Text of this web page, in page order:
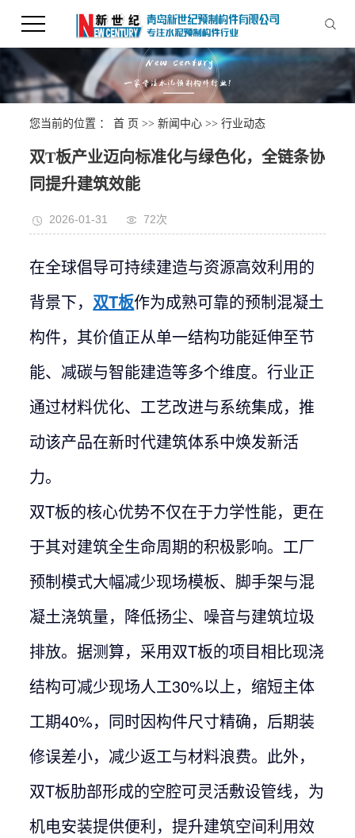
您当前的位置 ：首 页 >>新闻中心 >>行业动态
双T板产业迈向标准化与绿色化，全链条协
同提升建筑效能
2026-01-31 72次
在全球倡导可持续建造与资源高效利用的
背景下，双T板作为成熟可靠的预制混凝土
构件，其价值正从单一结构功能延伸至节
能、减碳与智能建造等多个维度。行业正
通过材料优化、工艺改进与系统集成，推
动该产品在新时代建筑体系中焕发新活
力。
双T板的核心优势不仅在于力学性能，更在
于其对建筑全生命周期的积极影响。工厂
预制模式大幅减少现场模板、脚手架与混
凝土浇筑量，降低扬尘、噪音与建筑垃圾
排放。据测算，采用双T板的项目相比现浇
结构可减少现场人工30%以上，缩短主体
工期40%，同时因构件尺寸精确，后期装
修误差小，减少返工与材料浪费。此外，
双T板肋部形成的空腔可灵活敷设管线，为
机电安装提供便利，提升建筑空间利用效